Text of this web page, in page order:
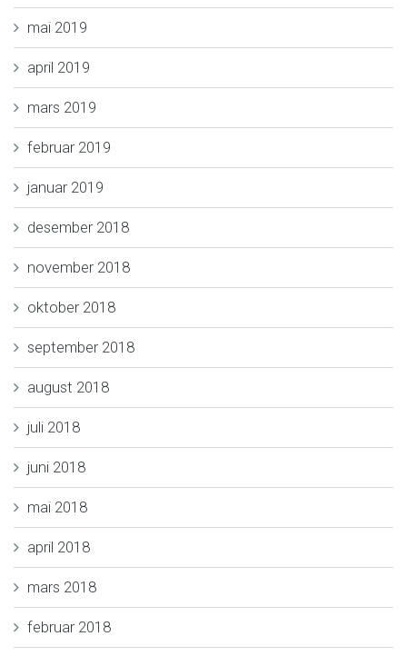
mai 2019
april 2019
mars 2019
februar 2019
januar 2019
desember 2018
november 2018
oktober 2018
september 2018
august 2018
juli 2018
juni 2018
mai 2018
april 2018
mars 2018
februar 2018